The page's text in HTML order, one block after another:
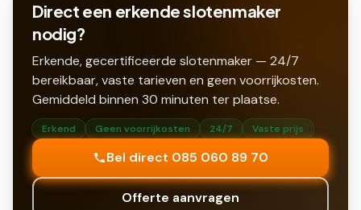
Direct een erkende slotenmaker
nodig?
Erkende, gecertificeerde slotenmaker — 24/7
bereikbaar, vaste tarieven en geen voorrijkosten.
Gemiddeld binnen 30 minuten ter plaatse.
Erkend Geen voorrijkosten 24/7 Vaste prijs
Bel direct 085 060 89 70
Offerte aanvragen